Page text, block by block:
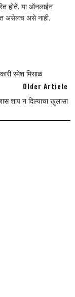
होते. या ऑनलाईन
असेलच असे नाही.
रमेश मिसाळ
Older Article
शाप न दिल्याचा खुलासा